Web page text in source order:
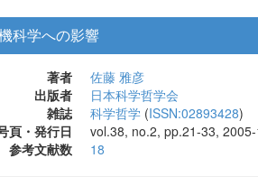
科学への影響
著者
佐藤 雅彦
出版者
日本科学哲学会
雑誌
科学哲学 (ISSN:02893428)
頁・発行日
vol.38, no.2, pp.21-33,
参考文献数
18